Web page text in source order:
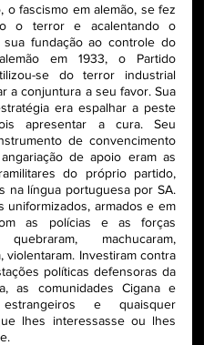
o fascismo em alemão, se fez
o terror e acalentando o
sua fundação ao controle do
em 1933, o Partido
se do terror industrial
a conjuntura a seu favor. Sua
era espalhar a peste
apresentar a cura. Seu
de convencimento
de apoio eram as
do próprio partido,
na língua portuguesa por SA.
uniformizados, armados e em
as polícias e as forças
machucaram,
violentaram. Investiram contra
políticas defensoras da
as comunidades Cigana e
e quaisquer
lhes interessasse ou lhes